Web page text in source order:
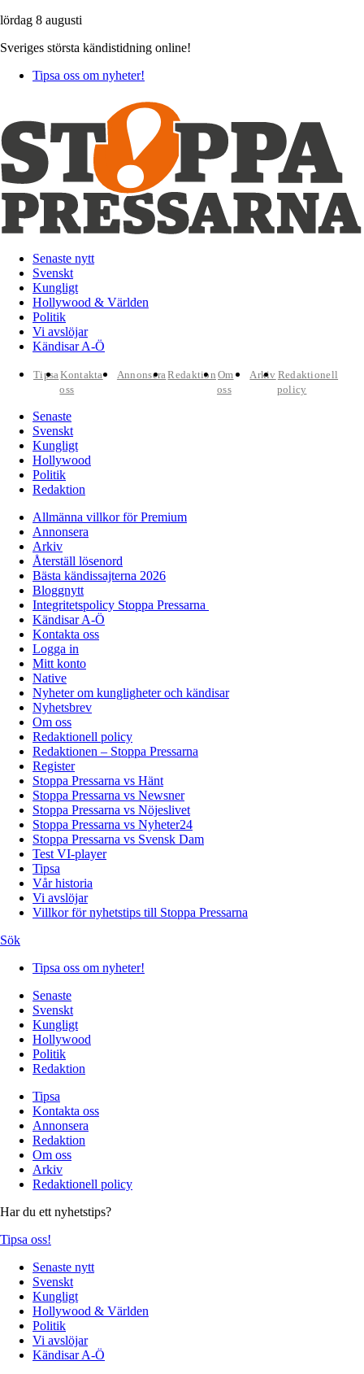
lördag 8 augusti
Sveriges största kändistidning online!
Tipsa oss om nyheter!
Senaste nytt
Svenskt
Kungligt
Hollywood & Världen
Politik
Vi avslöjar
Kändisar A-Ö
TipsaKontakta
oss
AnnonseraRedaktion Om
oss
Arkiv Redaktionell
policy
Senaste
Svenskt
Kungligt
Hollywood
Politik
Redaktion
Allmänna villkor för Premium
Annonsera
Arkiv
Återställ lösenord
Bästa kändissajterna 2026
Bloggnytt
Integritetspolicy Stoppa Pressarna
Kändisar A-Ö
Kontakta oss
Logga in
Mitt konto
Native
Nyheter om kungligheter och kändisar
Nyhetsbrev
Om oss
Redaktionell policy
Redaktionen – Stoppa Pressarna
Register
Stoppa Pressarna vs Hänt
Stoppa Pressarna vs Newsner
Stoppa Pressarna vs Nöjeslivet
Stoppa Pressarna vs Nyheter24
Stoppa Pressarna vs Svensk Dam
Test VI-player
Tipsa
Vår historia
Vi avslöjar
Villkor för nyhetstips till Stoppa Pressarna
Sök
Tipsa oss om nyheter!
Senaste
Svenskt
Kungligt
Hollywood
Politik
Redaktion
Tipsa
Kontakta oss
Annonsera
Redaktion
Om oss
Arkiv
Redaktionell policy
Har du ett nyhetstips?
Tipsa oss!
Senaste nytt
Svenskt
Kungligt
Hollywood & Världen
Politik
Vi avslöjar
Kändisar A-Ö